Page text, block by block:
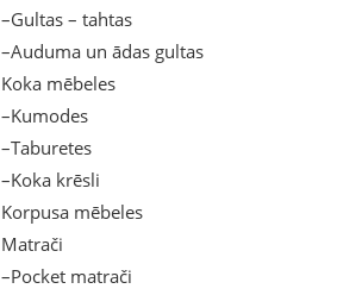
–Gultas – tahtas
–Auduma un ādas gultas
Koka mēbeles
–Kumodes
–Taburetes
–Koka krēsli
Korpusa mēbeles
Matrači
–Pocket matrači